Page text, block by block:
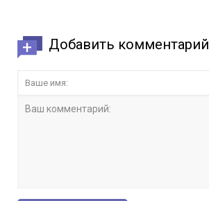
Добавить комментарий